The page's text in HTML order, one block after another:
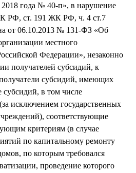
2018 года № 40-п», в нарушение
РФ, ст. 191 ЖК РФ, ч. 4 ст.7
от 06.10.2013 № 131-ФЗ «Об
местного
Федерации», незаконно
получателей субсидий, к
субсидий, имеющих
субсидий, в том числе
исключением государственных
соответствующие
критериям (в случае
по капитальному ремонту
по которым требовался
проведение которого